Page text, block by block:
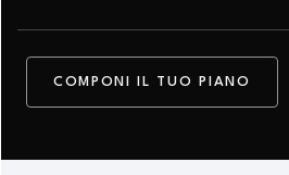
COMPONI IL TUO PIANO